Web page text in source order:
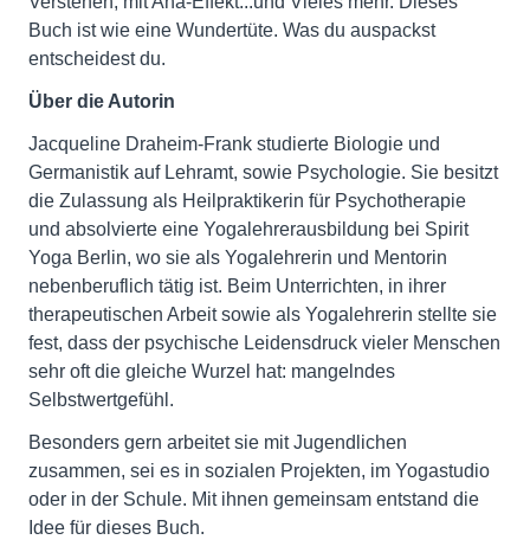
Buch ist wie eine Wundertüte. Was du auspackst
entscheidest du.
Über die Autorin
Jacqueline Draheim-Frank studierte Biologie und
Germanistik auf Lehramt, sowie Psychologie. Sie besitzt
die Zulassung als Heilpraktikerin für Psychotherapie
und absolvierte eine Yogalehrerausbildung bei Spirit
Yoga Berlin, wo sie als Yogalehrerin und Mentorin
nebenberuflich tätig ist. Beim Unterrichten, in ihrer
therapeutischen Arbeit sowie als Yogalehrerin stellte sie
fest, dass der psychische Leidensdruck vieler Menschen
sehr oft die gleiche Wurzel hat: mangelndes
Selbstwertgefühl.
Besonders gern arbeitet sie mit Jugendlichen
zusammen, sei es in sozialen Projekten, im Yogastudio
oder in der Schule. Mit ihnen gemeinsam entstand die
Idee für dieses Buch.